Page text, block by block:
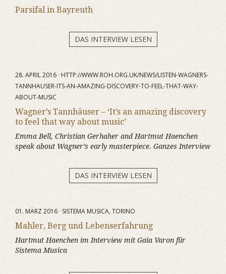
Parsifal in Bayreuth
DAS INTERVIEW LESEN
28. APRIL 2016 · HTTP://WWW.ROH.ORG.UK/NEWS/LISTEN-WAGNERS-
TANNHAUSER-ITS-AN-AMAZING-DISCOVERY-TO-FEEL-THAT-WAY-
ABOUT-MUSIC
Wagner’s Tannhäuser – ‘It’s an amazing discovery
to feel that way about music’
Emma Bell, Christian Gerhaher and Hartmut Haenchen
speak about Wagner’s early masterpiece. Ganzes Interview
DAS INTERVIEW LESEN
01. MÄRZ 2016 · SISTEMA MUSICA, TORINO
Mahler, Berg und Lebenserfahrung
Hartmut Haenchen im Interview mit Gaia Varon für
Sistema Musica